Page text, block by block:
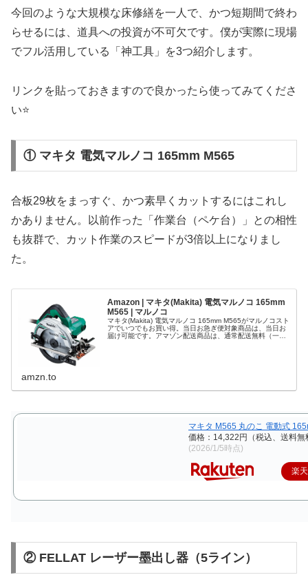
今回のような大規模な床修繕を一人で、かつ短期間で終わ
らせるには、道具への投資が不可欠です。僕が実際に現場
でフル活用している「神工具」を3つ紹介します。
リンクを貼っておきますので良かったら使ってみてくださ
い⭐
① マキタ 電気マルノコ 165mm M565
合板29枚をまっすぐ、かつ素早くカットするにはこれし
かありません。以前作った「作業台（ペケ台）」との相性
も抜群で、カット作業のスピードが3倍以上になりまし
た。
Amazon | マキタ(Makita) 電気マルノコ 165mm
M565 | マルノコ
マキタ(Makita) 電気マルノコ 165mm M565がマルノコスト
アでいつでもお買い得。当日お急ぎ便対象商品は、当日お
届け可能です。アマゾン配送商品は、通常配送無料（一部
amzn.to
マキタ M565 丸のこ 電動式
価格：14,322円（税込、送料無
(2026/1/5時点)
楽
② FELLAT レーザー墨出し器（5ライン）